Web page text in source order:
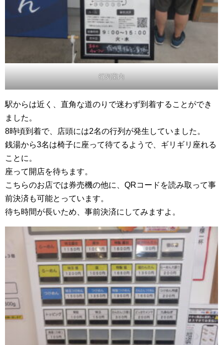
行列案内
駅からは近く、直角な道のりで迷わず到着することができ
ました。
8時頃到着で、店頭には2名の行列が発生していました。
銭湯から3名は椅子に座って待てるようで、ギリギリ座れる
ことに。
座って開店を待ちます。
こちらのお店では券売機の他に、QRコードを読み取って事
前決済も可能とっています。
待ち時間が長いため、事前決済にしてみますよ。